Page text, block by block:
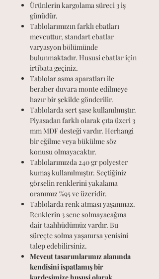
Ürünlerin kargolama süreci 3 iş
günüdür.
Tablolarımızın farklı ebatları
mevcuttur, standart ebatlar
varyasyon bölümünde
bulunmaktadır. Hususi ebatlar için
irtibata geçiniz.
Tablolar asma aparatları ile
beraber duvara monte edilmeye
hazır bir şekilde gönderilir.
Tablolarda sert şase kullanılmıştır.
Piyasadan farklı olarak çıta üzeri 3
mm MDF desteği vardır. Herhangi
bir eğilme veya bükülme söz
konusu olmayacaktır.
Tablolarımızda 240 gr polyester
kumaş kullanılmıştır. Seçtiğiniz
görselin renklerini yakalama
oranımız %95 ve üzeridir.
Tablolarda renk atması yaşanmaz.
Renklerin 3 sene solmayacağına
dair taahhüdümüz vardır. Bu
süreçte solma yaşanırsa yenisini
talep edebilirsiniz.
Mevcut tasarımlarımız alanında
kendisini ispatlamış bir